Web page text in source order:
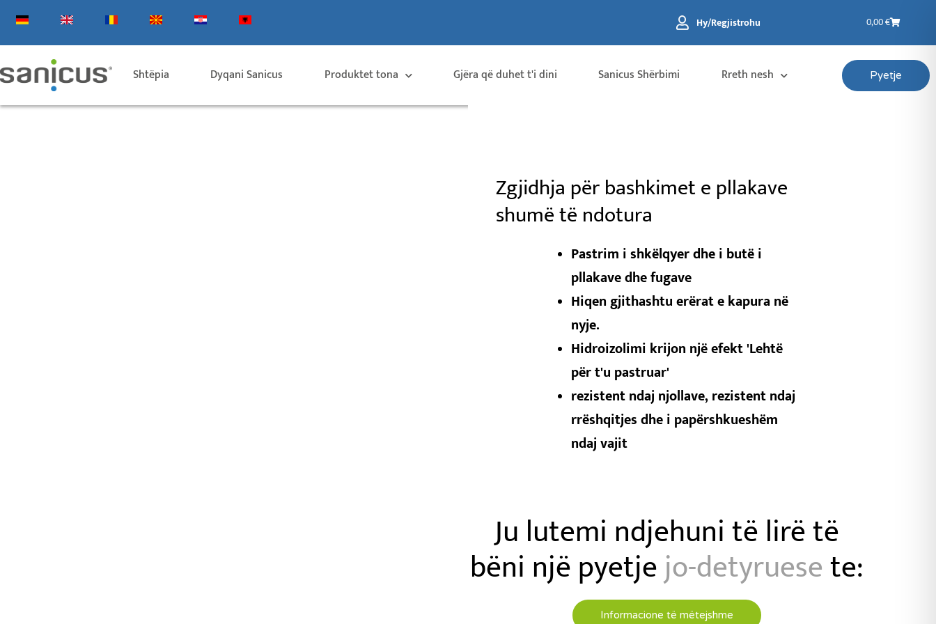
përmbajtja
Hy/Regjistrohu 0,00€Karrocë
Shtëpia Dyqani Sanicus Produktet tona Gjëra që duhet t'i dini Sanicus Shërbimi Rreth nesh Pyetje
Zgjidhja për bashkimet e pllakave
shumë të ndotura
Pastrim i shkëlqyerdhe i butë i
pllakave dhe fugave
Hiqengjithashtuerërate kapura në
nyje.
Hidroizolimi krijon një efekt 'Lehtë
për t'u pastruar'
rezistent ndaj njollave, rezistent ndaj
rrëshqitjes dhe i papërshkueshëm
ndaj vajit
Ju lutemi ndjehuni të lirë të
bëni një pyetjejo-detyruesete:
Informacione të mëtejshme